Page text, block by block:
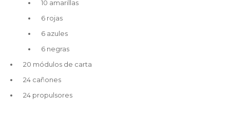
10 amarillas
6 rojas
6 azules
6 negras
20 módulos de carta
24 cañones
24 propulsores